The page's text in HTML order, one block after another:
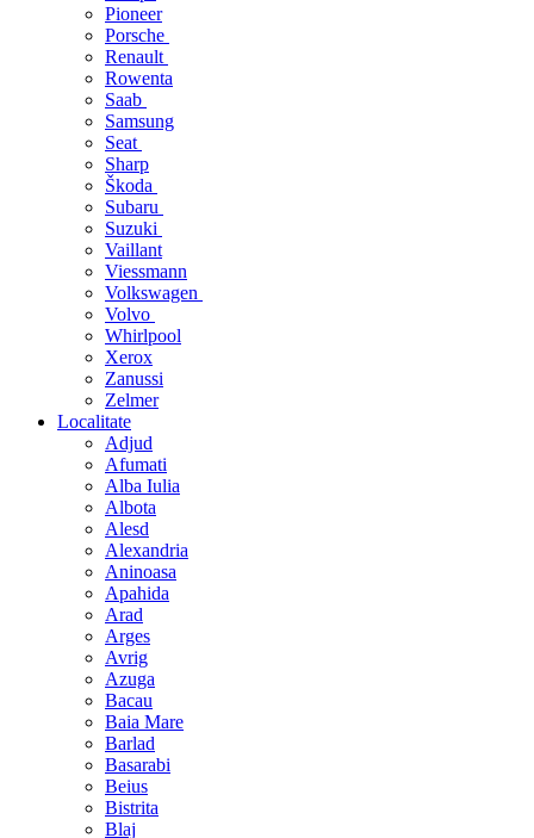
Pioneer
Porsche
Renault
Rowenta
Saab
Samsung
Seat
Sharp
Škoda
Subaru
Suzuki
Vaillant
Viessmann
Volkswagen
Volvo
Whirlpool
Xerox
Zanussi
Zelmer
Localitate
Adjud
Afumati
Alba Iulia
Albota
Alesd
Alexandria
Aninoasa
Apahida
Arad
Arges
Avrig
Azuga
Bacau
Baia Mare
Barlad
Basarabi
Beius
Bistrita
Blaj